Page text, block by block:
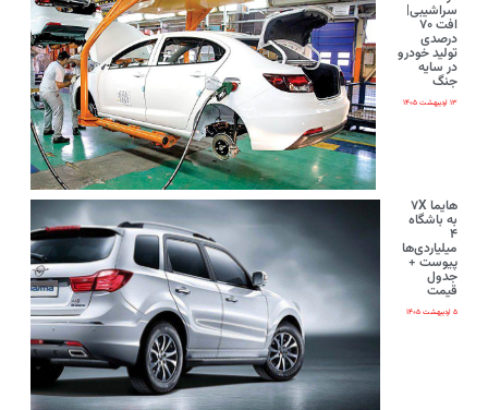
سراشیبی|
افت ۷۰
درصدی
تولید خودرو
در سایه
جنگ
۱۳ اردیبهشت ۱۴۰۵
هایما ۷X
به باشگاه
۴
میلیاردی‌ها
پیوست +
جدول
قیمت
۵ اردیبهشت ۱۴۰۵